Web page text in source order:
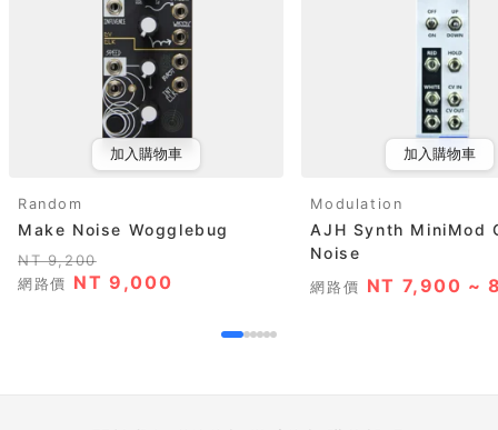
加入購物車
Random
Make Noise Wogglebug
NT 9,200
網路價 NT 9,000
加入購物車
Modulation
AJH Synth MiniMod
Noise
網路價 NT 7,900 ~